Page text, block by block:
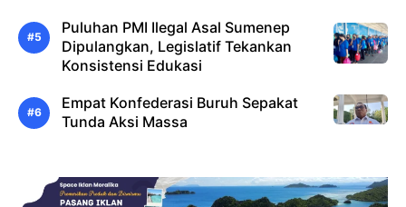
Puluhan PMI Ilegal Asal Sumenep
Dipulangkan, Legislatif Tekankan
Konsistensi Edukasi
Empat Konfederasi Buruh Sepakat
Tunda Aksi Massa